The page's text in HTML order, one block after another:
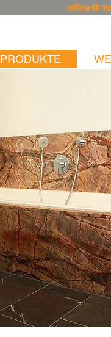
PRODUKTE